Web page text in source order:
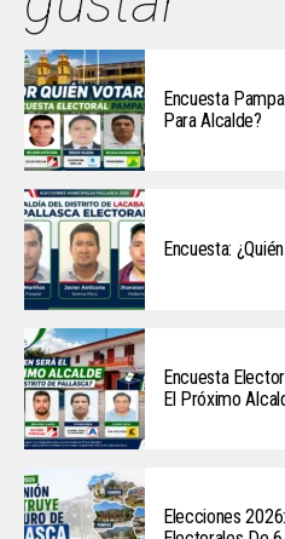
Encuesta
Para Alcalde?
Encuesta:
Encuesta
El Próximo
Elecciones